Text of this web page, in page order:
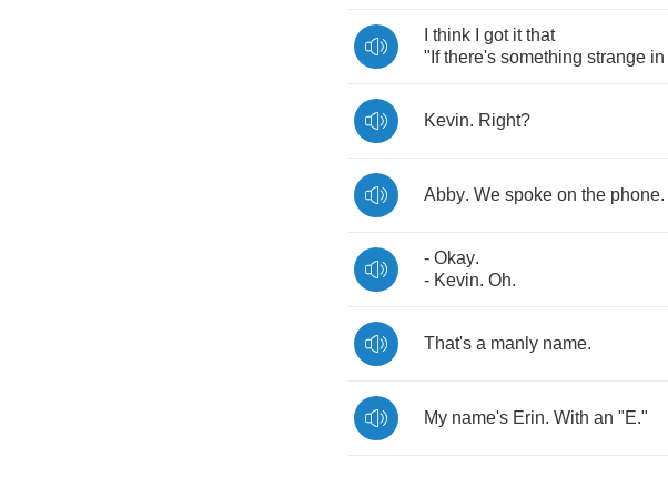
think got it that
" If there's something strange in
Kevin. Right?
Abby. We spoke on the phone.
- Okay.
- Kevin. Oh.
That's a manly name.
My name's Erin. With an "E."